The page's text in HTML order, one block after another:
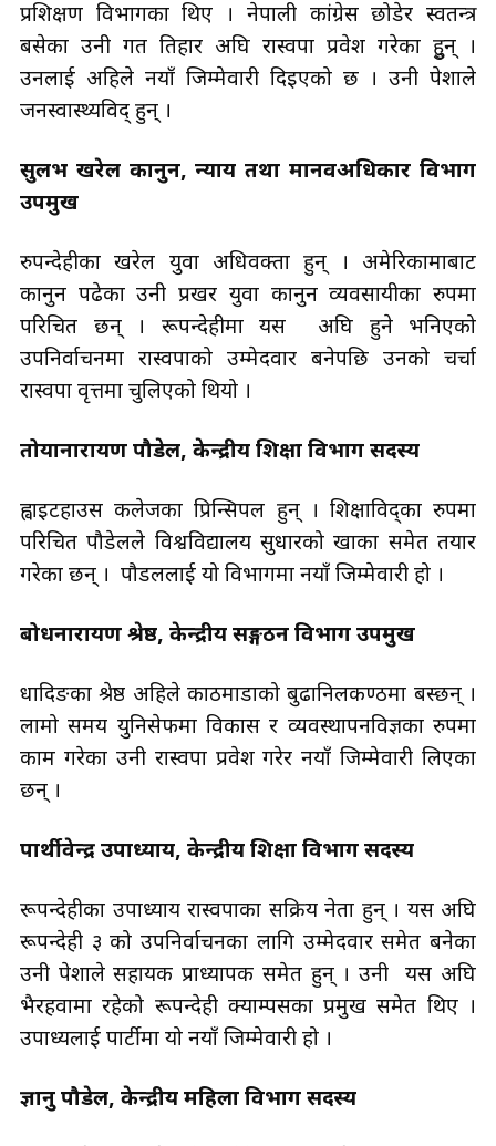
प्रशिक्षण विभागका थिए । नेपाली कांग्रेस छोडेर स्वतन्त्र
बसेका उनी गत तिहार अघि रास्वपा प्रवेश गरेका हुुन् ।
उनलाई अहिले नयाँ जिम्मेवारी दिइएको छ । उनी पेशाले
जनस्वास्थ्यविद् हुन् ।
सुलभ खरेल कानुन, न्याय तथा मानवअधिकार विभाग
उपप्रमुख
रुपन्देहीका खरेल युवा अधिवक्ता हुन् । अमेरिकामाबाट
कानुन पढेका उनी प्रखर युवा कानुन व्यवसायीका रुपमा
परिचित छन् । रूपन्देहीमा यस अघि हुने भनिएको
उपनिर्वाचनमा रास्वपाको उम्मेदवार बनेपछि उनको चर्चा
रास्वपा वृत्तमा चुलिएको थियो ।
तोयानारायण पौडेल, केन्द्रीय शिक्षा विभाग सदस्य
ह्वाइटहाउस कलेजका प्रिन्सिपल हुन् । शिक्षाविद्का रुपमा
परिचित पौडेलले विश्वविद्यालय सुधारको खाका समेत तयार
गरेका छन् । पौडललाई यो विभागमा नयाँ जिम्मेवारी हो ।
बोधनारायण श्रेष्ठ, केन्द्रीय सङ्गठन विभाग उपप्रमुख
धादिङका श्रेष्ठ अहिले काठमाडौँको बुढानिलकण्ठमा बस्छन् ।
लामो समय युनिसेफमा विकास र व्यवस्थापनविज्ञका रुपमा
काम गरेका उनी रास्वपा प्रवेश गरेर नयाँ जिम्मेवारी लिएका
छन् ।
पार्थीवेन्द्र उपाध्याय, केन्द्रीय शिक्षा विभाग सदस्य
रूपन्देहीका उपाध्याय रास्वपाका सक्रिय नेता हुन् । यस अघि
रूपन्देही ३ को उपनिर्वाचनका लागि उम्मेदवार समेत बनेका
उनी पेशाले सहायक प्राध्यापक समेत हुन् । उनी यस अघि
भैरहवामा रहेको रूपन्देही क्याम्पसका प्रमुख समेत थिए ।
उपाध्यलाई पार्टीमा यो नयाँ जिम्मेवारी हो ।
ज्ञानु पौडेल, केन्द्रीय महिला विभाग सदस्य